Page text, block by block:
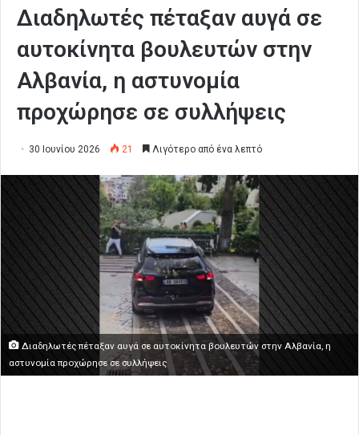
Διαδηλωτές πέταξαν αυγά σε
αυτοκίνητα βουλευτών στην
Αλβανία, η αστυνομία
προχώρησε σε συλλήψεις
30 Ιουνίου 2026 21 Λιγότερο από ένα λεπτό
Διαδηλωτές πέταξαν αυγά σε αυτοκίνητα βουλευτών στην Αλβανία, η
αστυνομία προχώρησε σε συλλήψεις